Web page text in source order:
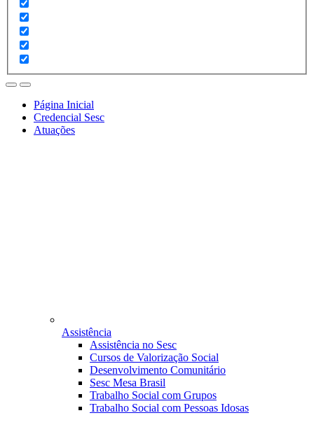
Página Inicial
Credencial Sesc
Atuações
Assistência
Assistência no Sesc
Cursos de Valorização Social
Desenvolvimento Comunitário
Sesc Mesa Brasil
Trabalho Social com Grupos
Trabalho Social com Pessoas Idosas